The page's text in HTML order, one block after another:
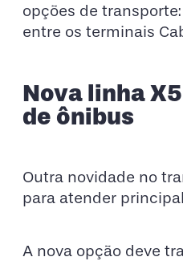
opções de
entre os terminais
Nova linha
de ônibus
Outra novidade no
para atender
A nova opção deve